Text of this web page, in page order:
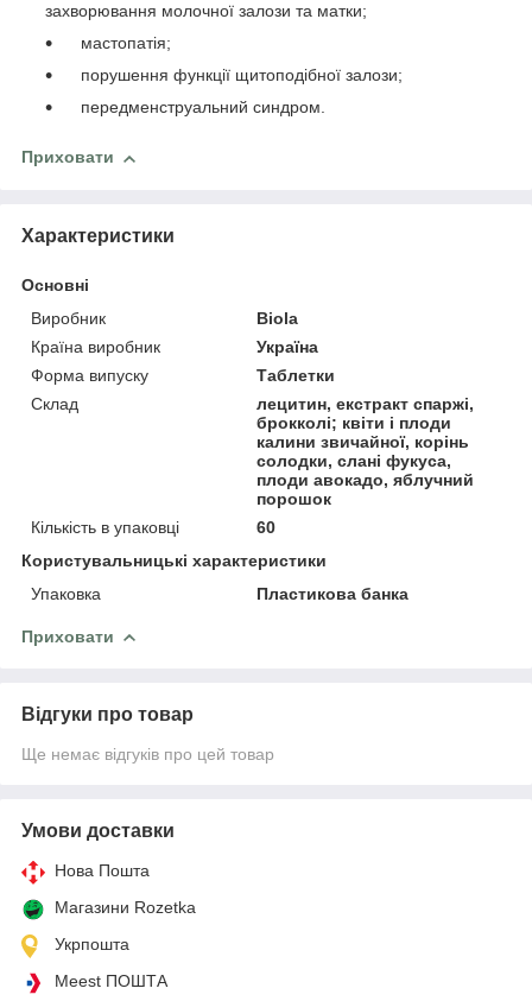
захворювання молочної залози та матки;
мастопатія;
порушення функції щитоподібної залози;
передменструальний синдром.
Приховати
Характеристики
Основні
Виробник
Biola
Країна виробник
Україна
Форма випуску
Таблетки
Склад
лецитин, екстракт спаржі,
брокколі; квіти і плоди
калини звичайної, корінь
солодки, слані фукуса,
плоди авокадо, яблучний
порошок
Кількість в упаковці
60
Користувальницькі характеристики
Упаковка
Пластикова банка
Приховати
Відгуки про товар
Ще немає відгуків про цей товар
Умови доставки
Нова Пошта
Магазини Rozetka
Укрпошта
Meest ПОШТА